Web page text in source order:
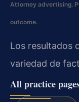
Attorney advertising.
outcome.
Los resultados
variedad de
All practice